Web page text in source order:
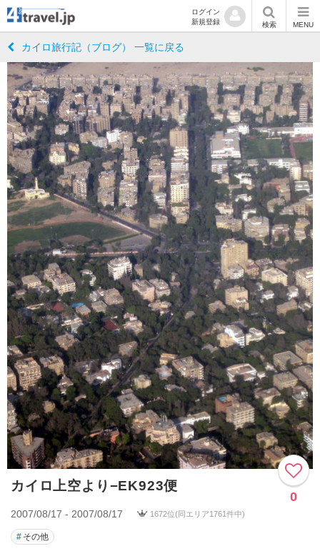
ログイン
新規登録
検索 MENU
カイロ旅行記（ブログ） 一覧に戻る
カイロ上空より−EK923便
0
2007/08/17 - 2007/08/17 1672位(同エリア1761件中)
# その他